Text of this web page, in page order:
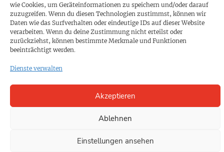
wie Cookies, um Geräteinformationen zu speichern und/oder darauf
zuzugreifen. Wenn du diesen Technologien zustimmst, können wir
Daten wie das Surfverhalten oder eindeutige IDs auf dieser Website
verarbeiten. Wenn du deine Zustimmung nicht erteilst oder
zurückziehst, können bestimmte Merkmale und Funktionen
beeinträchtigt werden.
Dienste verwalten
Akzeptieren
Ablehnen
Einstellungen ansehen
PROKOMPAKT
Impressum
SPENDEN
Datenschutz